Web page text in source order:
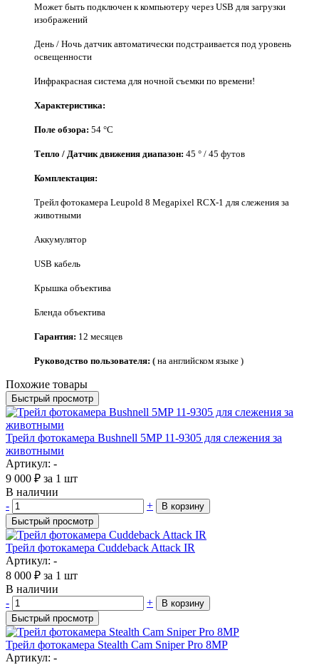
Может быть подключен к компьютеру через USB для загрузки
изображений
День / Ночь датчик автоматически подстраивается под уровень
освещенности
Инфракрасная система для ночной съемки по времени!
Характеристика:
Поле обзора: 54 °С
Тепло / Датчик движения диапазон: 45 ° / 45 футов
Комплектация:
Трейл фотокамера Leupold 8 Megapixel RCX-1 для слежения за
животными
Аккумулятор
USB кабель
Крышка объектива
Бленда объектива
Гарантия: 12 месяцев
Руководство пользователя: ( на английском языке )
Похожие товары
Быстрый просмотр
Трейл фотокамера Bushnell 5MP 11-9305 для слежения за
животными
Артикул: -
9 000 ₽ за 1 шт
В наличии
-
+
В корзину
Быстрый просмотр
Трейл фотокамера Cuddeback Attack IR
Артикул: -
8 000 ₽ за 1 шт
В наличии
-
+
В корзину
Быстрый просмотр
Трейл фотокамера Stealth Cam Sniper Pro 8MP
Артикул: -